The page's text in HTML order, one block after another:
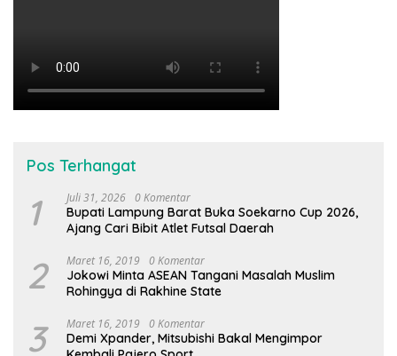
Pos Terhangat
1 Juli 31, 2026 0 Komentar
Bupati Lampung Barat Buka Soekarno Cup 2026,
Ajang Cari Bibit Atlet Futsal Daerah
2 Maret 16, 2019 0 Komentar
Jokowi Minta ASEAN Tangani Masalah Muslim
Rohingya di Rakhine State
3 Maret 16, 2019 0 Komentar
Demi Xpander, Mitsubishi Bakal Mengimpor